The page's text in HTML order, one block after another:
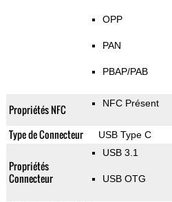
OPP
PAN
PBAP/PAB
Propriétés NFC NFC Présent
Type de Connecteur USB Type C
Propriétés
Connecteur
USB 3.1
USB OTG